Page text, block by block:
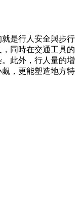
是行人安全與步行
同時在交通工具的
此外，行人量的增
，更能塑造地方特